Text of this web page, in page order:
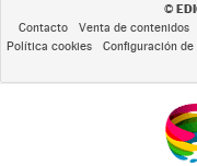
©
Contacto Venta de contenidos
Política cookies
Configuración de